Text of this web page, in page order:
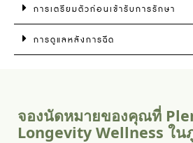
การเตรียมตัวก่อนเข้ารับการรักษา
การดูแลหลังการฉีด
จองนัดหมายของคุณที่
Longevity Wellness ใน